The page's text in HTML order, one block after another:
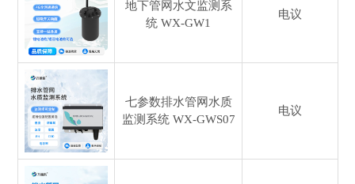
地下管网水文监测系
统 WX-GW1
电议
七参数排水管网水质
监测系统 WX-GWS07
电议